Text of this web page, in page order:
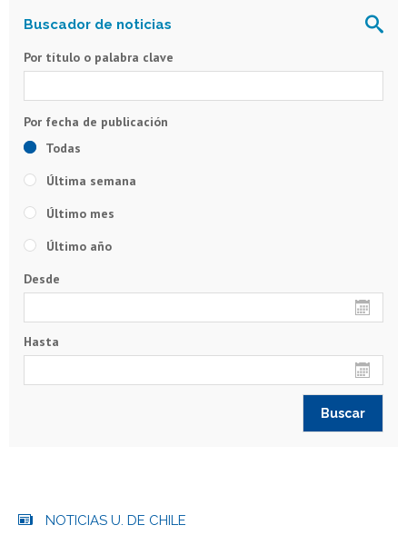
Por título o palabra clave
Todas
Última semana
Último mes
Último año
Desde
Hasta
NOTICIAS U. DE CHILE